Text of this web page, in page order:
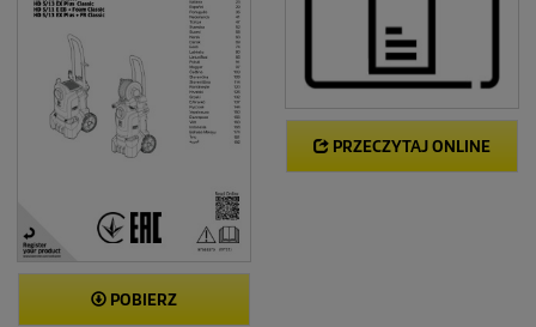
POBIERZ
PRZECZYTAJ ONLINE